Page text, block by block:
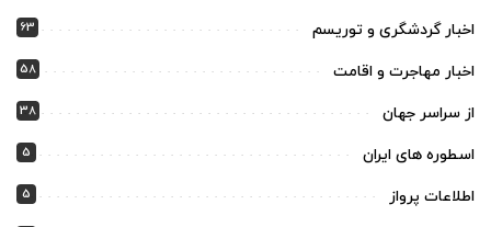
اخبار گردشگری و توریسم 63
اخبار مهاجرت و اقامت 58
از سراسر جهان 38
اسطوره های ایران 5
اطلاعات پرواز 5